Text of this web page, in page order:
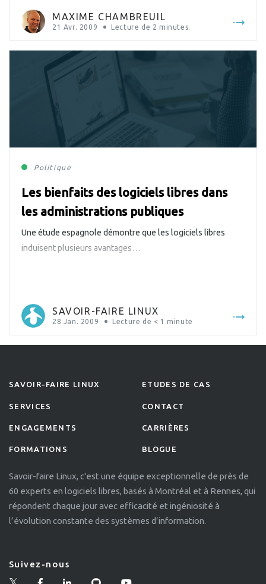
MAXIME CHAMBREUIL
21 Avr. 2009 Lecture de 2 minutes.
Politique
Les bienfaits des logiciels libres dans
les administrations publiques
Une étude espagnole démontre que les logiciels libres
induisent plusieurs avantages…
SAVOIR-FAIRE LINUX
28 Jan. 2009 Lecture de < 1 minute
SAVOIR-FAIRE LINUX
SERVICES
ENGAGEMENTS
FORMATIONS
ETUDES DE CAS
CONTACT
CARRIÈRES
BLOGUE
Savoir-faire Linux, c'est une équipe exceptionnelle de près de
60 experts en logiciels libres, basés à Montréal et à Rennes, qui
répondent chaque jour avec efficacité et ingéniosité à
l’évolution constante des systèmes d’information.
Suivez-nous